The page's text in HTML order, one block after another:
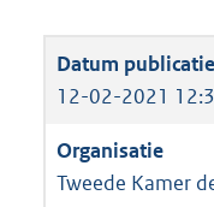
12-02-2021
Tweede Kamer